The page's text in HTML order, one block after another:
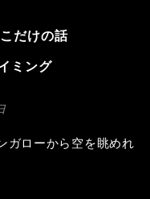
だけの話
ミング